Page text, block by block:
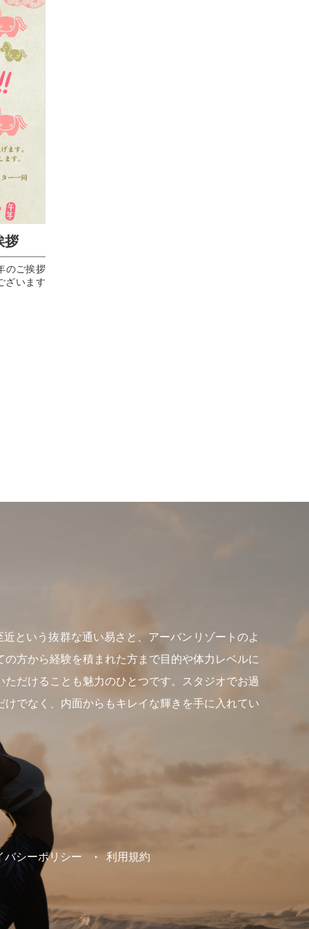
拶
のご挨拶
ざいます
という抜群な通い易さと、アーバンリゾートのよ
方から経験を積まれた方まで目的や体力レベルに
だけることも魅力のひとつです。スタジオでお過
でなく、内面からもキレイな輝きを手に入れてい
バシーポリシー 利用規約